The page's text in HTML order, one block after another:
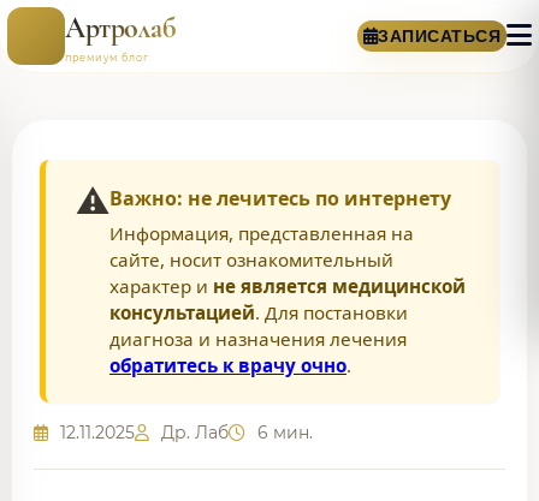
Артролаб
премиум блог
ЗАПИСАТЬСЯ
⚠️Важно: не лечитесь по интернету
Информация, представленная на
сайте, носит ознакомительный
характер и не является медицинской
консультацией. Для постановки
диагноза и назначения лечения
обратитесь к врачу очно.
12.11.2025 Др. Лаб 6 мин.